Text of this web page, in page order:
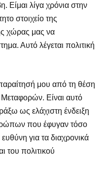
Είμαι λίγα χρόνια στην
στοιχείο της
χώρας μας να
Αυτό λέγεται πολιτική
μου από τη θέση
Είναι αυτό
ως ελάχιστη ένδειξη
που έφυγαν τόσο
για τα διαχρονικά
του πολιτικού